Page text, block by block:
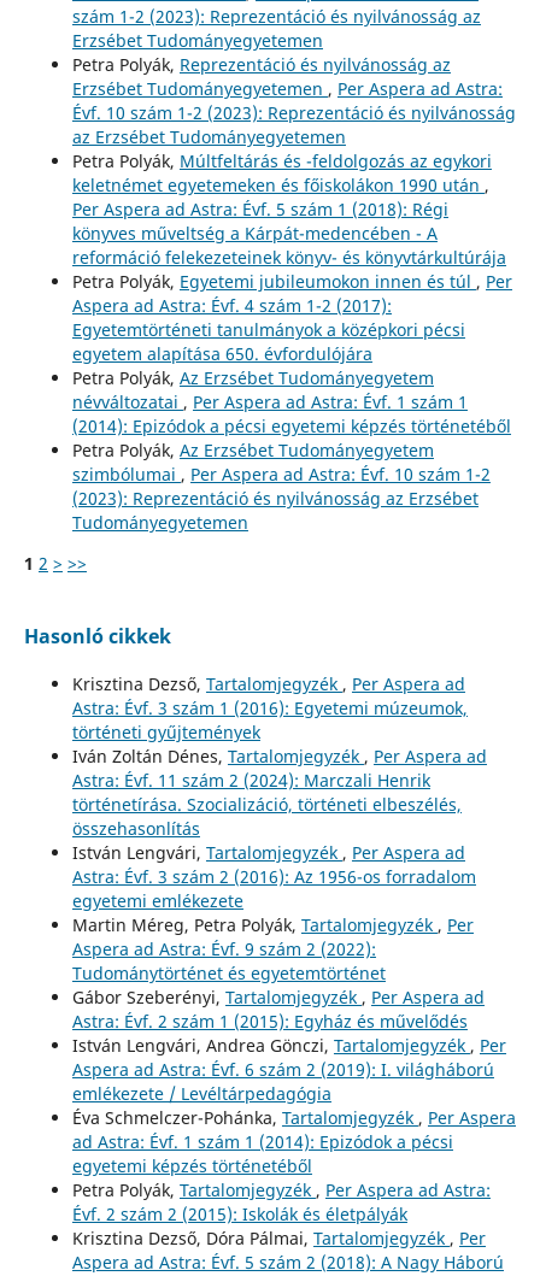
szám 1-2 (2023): Reprezentáció és nyilvánosság az
Erzsébet Tudományegyetemen
Petra Polyák, Reprezentáció és nyilvánosság az
Erzsébet Tudományegyetemen , Per Aspera ad Astra:
Évf. 10 szám 1-2 (2023): Reprezentáció és nyilvánosság
az Erzsébet Tudományegyetemen
Petra Polyák, Múltfeltárás és -feldolgozás az egykori
keletnémet egyetemeken és főiskolákon 1990 után ,
Per Aspera ad Astra: Évf. 5 szám 1 (2018): Régi
könyves műveltség a Kárpát-medencében - A
reformáció felekezeteinek könyv- és könyvtárkultúrája
Petra Polyák, Egyetemi jubileumokon innen és túl , Per
Aspera ad Astra: Évf. 4 szám 1-2 (2017):
Egyetemtörténeti tanulmányok a középkori pécsi
egyetem alapítása 650. évfordulójára
Petra Polyák, Az Erzsébet Tudományegyetem
névváltozatai , Per Aspera ad Astra: Évf. 1 szám 1
(2014): Epizódok a pécsi egyetemi képzés történetéből
Petra Polyák, Az Erzsébet Tudományegyetem
szimbólumai , Per Aspera ad Astra: Évf. 10 szám 1-2
(2023): Reprezentáció és nyilvánosság az Erzsébet
Tudományegyetemen
1 2 > >>
Hasonló cikkek
Krisztina Dezső, Tartalomjegyzék , Per Aspera ad
Astra: Évf. 3 szám 1 (2016): Egyetemi múzeumok,
történeti gyűjtemények
Iván Zoltán Dénes, Tartalomjegyzék , Per Aspera ad
Astra: Évf. 11 szám 2 (2024): Marczali Henrik
történetírása. Szocializáció, történeti elbeszélés,
összehasonlítás
István Lengvári, Tartalomjegyzék , Per Aspera ad
Astra: Évf. 3 szám 2 (2016): Az 1956-os forradalom
egyetemi emlékezete
Martin Méreg, Petra Polyák, Tartalomjegyzék , Per
Aspera ad Astra: Évf. 9 szám 2 (2022):
Tudománytörténet és egyetemtörténet
Gábor Szeberényi, Tartalomjegyzék , Per Aspera ad
Astra: Évf. 2 szám 1 (2015): Egyház és művelődés
István Lengvári, Andrea Gönczi, Tartalomjegyzék , Per
Aspera ad Astra: Évf. 6 szám 2 (2019): I. világháború
emlékezete / Levéltárpedagógia
Éva Schmelczer-Pohánka, Tartalomjegyzék , Per Aspera
ad Astra: Évf. 1 szám 1 (2014): Epizódok a pécsi
egyetemi képzés történetéből
Petra Polyák, Tartalomjegyzék , Per Aspera ad Astra:
Évf. 2 szám 2 (2015): Iskolák és életpályák
Krisztina Dezső, Dóra Pálmai, Tartalomjegyzék , Per
Aspera ad Astra: Évf. 5 szám 2 (2018): A Nagy Háború